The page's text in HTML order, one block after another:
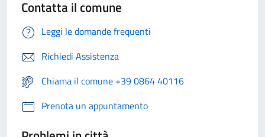
Contatta il comune
Leggi le domande frequenti
Richiedi Assistenza
Chiama il comune +39 0864 40116
Prenota un appuntamento